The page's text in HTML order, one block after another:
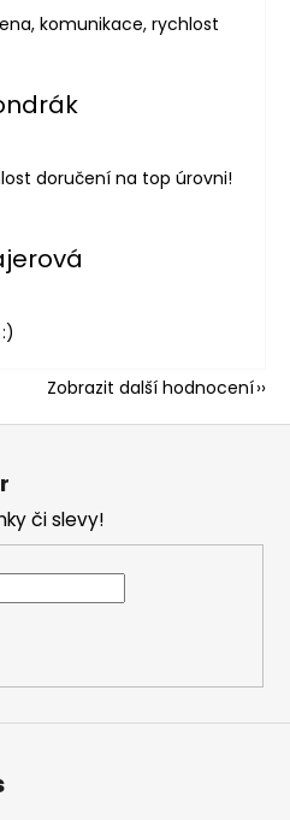
komunikace, rychlost
je 5 z 5 hvězdiček.
doručení na top úrovni!
je 5 z 5 hvězdiček.
Zobrazit další hodnocení
či slevy!